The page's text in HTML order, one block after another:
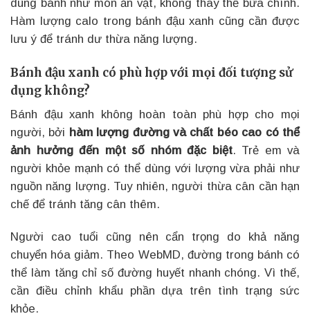
dùng bánh như món ăn vặt, không thay thế bữa chính.
Hàm lượng calo trong bánh đậu xanh cũng cần được
lưu ý để tránh dư thừa năng lượng.
Bánh đậu xanh có phù hợp với mọi đối tượng sử
dụng không?
Bánh đậu xanh không hoàn toàn phù hợp cho mọi
người, bởi hàm lượng đường và chất béo cao có thể
ảnh hưởng đến một số nhóm đặc biệt. Trẻ em và
người khỏe mạnh có thể dùng với lượng vừa phải như
nguồn năng lượng. Tuy nhiên, người thừa cân cần hạn
chế để tránh tăng cân thêm.
Người cao tuổi cũng nên cẩn trọng do khả năng
chuyển hóa giảm. Theo WebMD, đường trong bánh có
thể làm tăng chỉ số đường huyết nhanh chóng. Vì thế,
cần điều chỉnh khẩu phần dựa trên tình trạng sức
khỏe.